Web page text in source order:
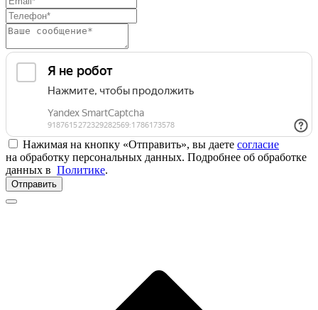
Нажимая на кнопку «Отправить», вы даете согласие
на обработку персональных данных. Подробнее об обработке
данных в Политике.
Отправить